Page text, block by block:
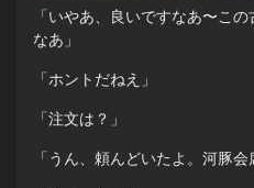
「いやあ、良いですなあ〜こ
なあ」
「ホントだねえ」
「注文は？」
「うん、頼んどいたよ。河豚会